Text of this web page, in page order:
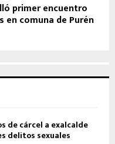
primer encuentro
en comuna de Purén
de cárcel a exalcalde
delitos sexuales